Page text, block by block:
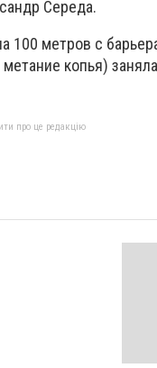
Середа.
метров с
копья)
про це редакцію